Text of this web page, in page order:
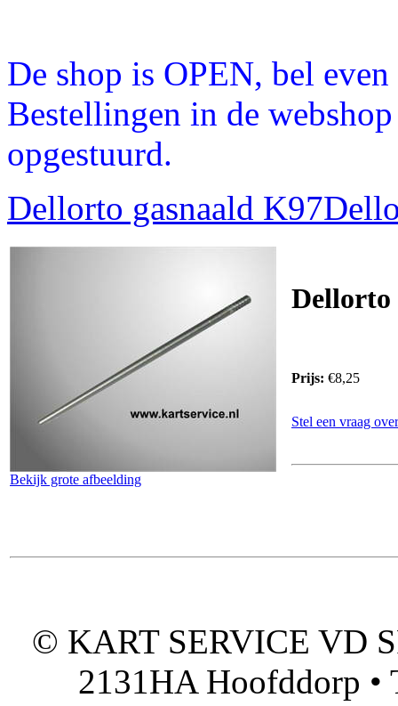
De shop is OPEN, bel
Bestellingen in de
opgestuurd.
Dellorto gasnaald K97
Bekijk grote afbeelding
Dellorto
Prijs: €8,25
Stel een vraag
© KART SERVICE VD
2131HA Hoofddorp •